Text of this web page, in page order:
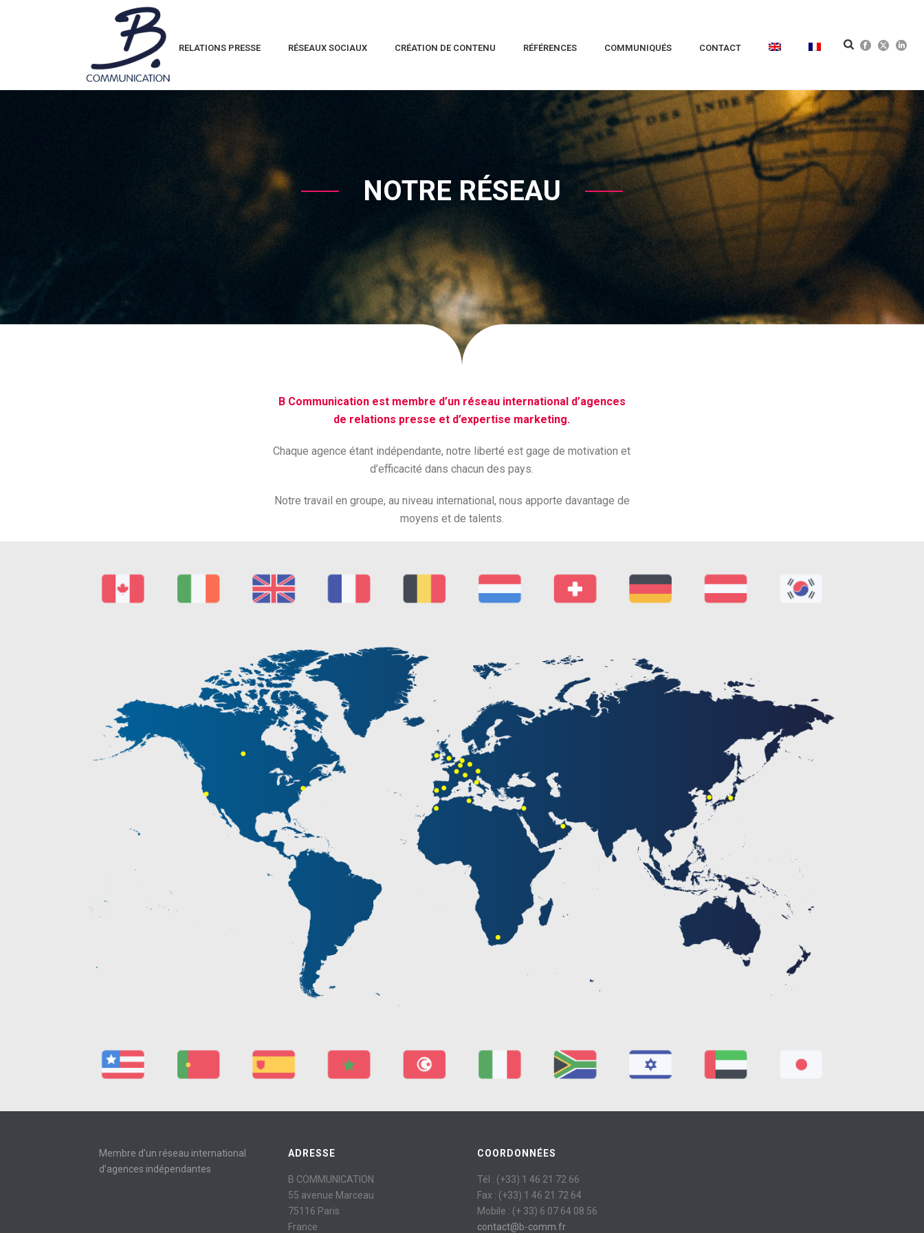
RELATIONS PRESSE RÉSEAUX SOCIAUX CRÉATION DE CONTENU RÉFÉRENCES COMMUNIQUÉS CONTACT
NOTRE RÉSEAU
B Communication est membre d’un réseau international d’agences
de relations presse et d’expertise marketing.
Chaque agence étant indépendante, notre liberté est gage de motivation et
d’efficacité dans chacun des pays.
Notre travail en groupe, au niveau international, nous apporte davantage de
moyens et de talents.
Membre d’un réseau international
d’agences indépendantes
ADRESSE
B COMMUNICATION
55 avenue Marceau
75116 Paris
France
COORDONNÉES
Tél : (+33) 1 46 21 72 66
Fax : (+33) 1 46 21 72 64
Mobile : (+ 33) 6 07 64 08 56
contact@b-comm.fr